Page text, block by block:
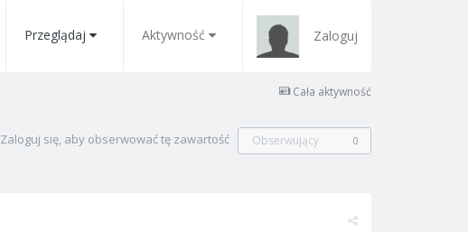
Przeglądaj Aktywność Zaloguj
Cała aktywność
Zaloguj się, aby obserwować tę zawartość Obserwujący 0